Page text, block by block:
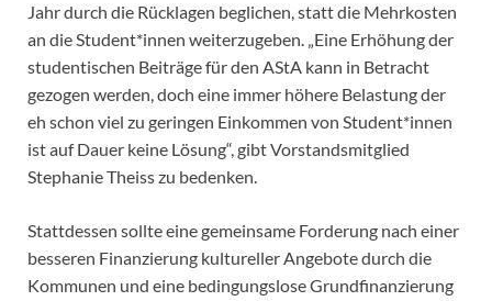
Jahr durch die Rücklagen beglichen, statt die Mehrkosten
an die Student*innen weiterzugeben. „Eine Erhöhung der
studentischen Beiträge für den AStA kann in Betracht
gezogen werden, doch eine immer höhere Belastung der
eh schon viel zu geringen Einkommen von Student*innen
ist auf Dauer keine Lösung“, gibt Vorstandsmitglied
Stephanie Theiss zu bedenken.
Stattdessen sollte eine gemeinsame Forderung nach einer
besseren Finanzierung kultureller Angebote durch die
Kommunen und eine bedingungslose Grundfinanzierung